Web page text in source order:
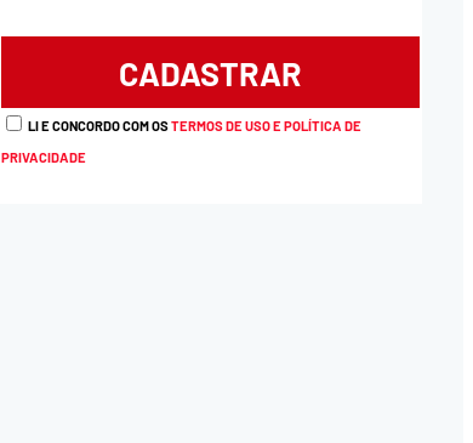
LI E CONCORDO COM OSTERMOS DE USO E POLÍTICA DE
PRIVACIDADE